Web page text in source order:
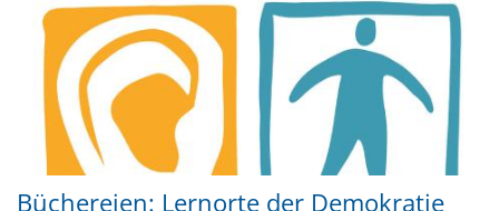
Büchereien: Lernorte der Demokratie